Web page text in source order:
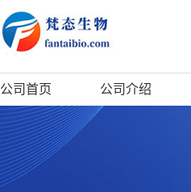
公司首页 公司介绍